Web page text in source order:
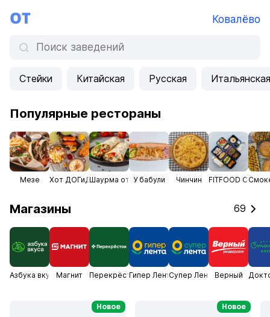
Ковалёво
Стейки Китайская Русская Итальянская
Популярные рестораны
Мезе Хот ДОГиДОГИШаурма от души халяль
У бабули Чинчин FITFOOD Chef
Магазины 69
Азбука вкусаМагнит ПерекрёстокГипер ЛентаСупер ЛентаВерный
Новое Новое